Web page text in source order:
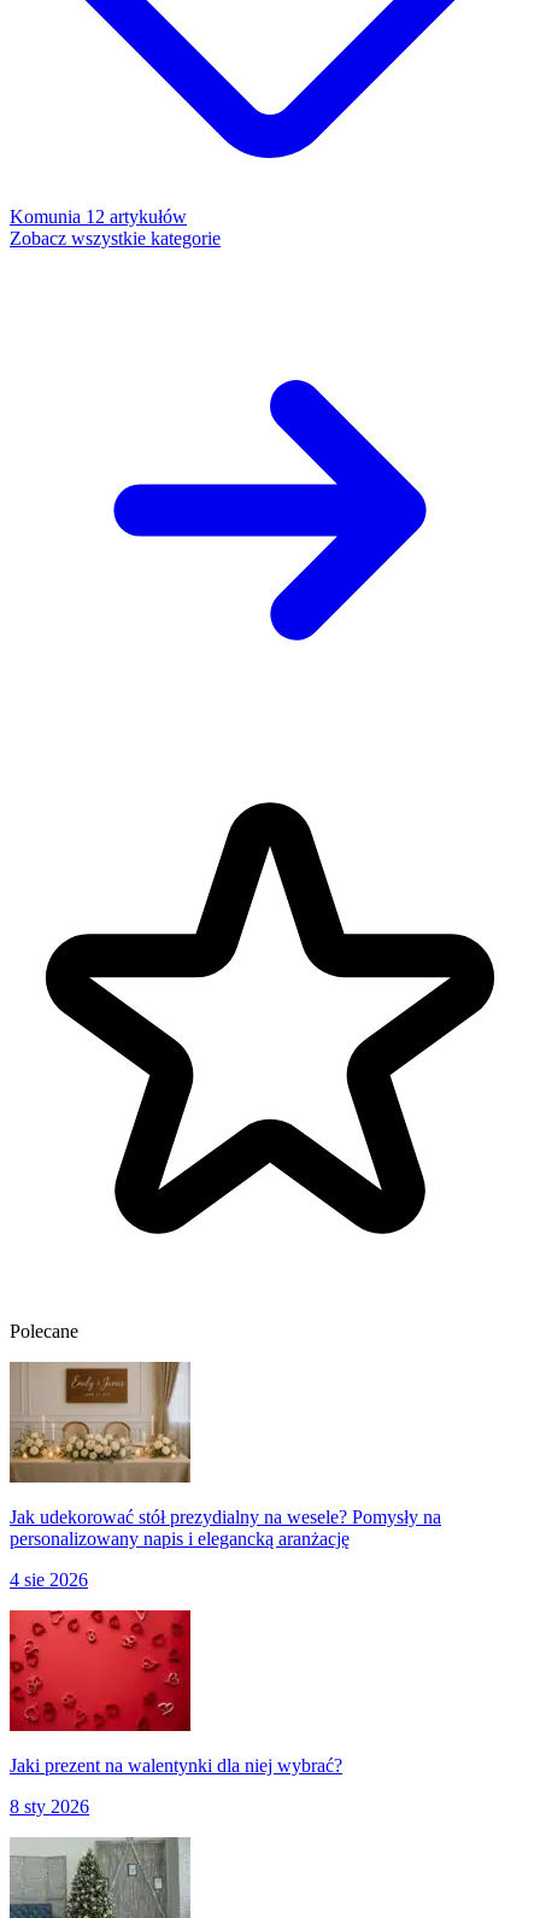
Komunia 12 artykułów
Zobacz wszystkie kategorie
Polecane
Jak udekorować stół prezydialny na wesele? Pomysły na
personalizowany napis i elegancką aranżację
4 sie 2026
Jaki prezent na walentynki dla niej wybrać?
8 sty 2026